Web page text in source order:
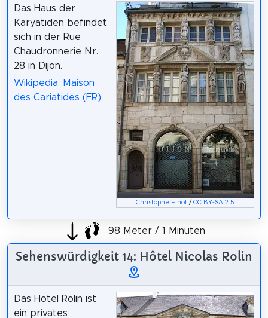
Christophe.Finot /CC BY-SA 2.5
Das Haus der
Karyatiden befindet
sich in der Rue
Chaudronnerie Nr.
28 in Dijon.
Wikipedia: Maison
des Cariatides (FR)
98 Meter / 1 Minuten
Sehenswürdigkeit 14: Hôtel Nicolas Rolin
Das Hotel Rolin ist
ein privates